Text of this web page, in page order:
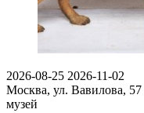
2026-08-25 2026-11-02
Москва, ул. Вавилова, 57
музей